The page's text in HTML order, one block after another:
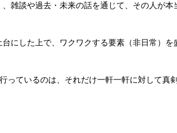
雑談や過去・未来の話を通じて、その人が
にした上で、ワクワクする要素（非日常）
っているのは、それだけ一軒一軒に対して真